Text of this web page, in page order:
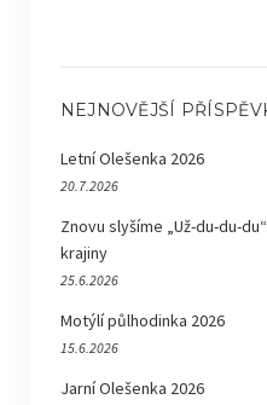
NEJNOVĚJŠÍ
Letní Olešenka 2026
20.7.2026
Znovu slyšíme „Už-du-du-
krajiny
25.6.2026
Motýlí půlhodinka 2026
15.6.2026
Jarní Olešenka 2026